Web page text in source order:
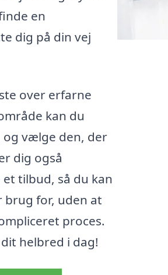
en
dig på din vej
over erfarne
kan du
vælge den, der
dig også
tilbud, så du kan
brug for, uden at
proces.
helbred i dag!